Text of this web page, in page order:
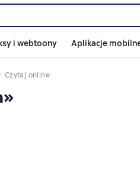
i webtoony Aplikacje
Czytaj online